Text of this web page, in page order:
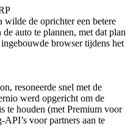
wilde de oprichter een betere
auto te plannen, met dat plan
browser tijdens het
resoneerde snel met de
werd opgericht om de
te houden (met Premium voor
voor partners aan te